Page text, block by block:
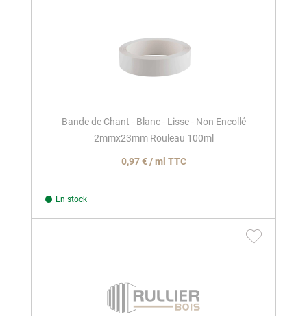
Bande de Chant - Blanc - Lisse - Non Encollé
2mmx23mm Rouleau 100ml
0,97 € / ml TTC
En stock